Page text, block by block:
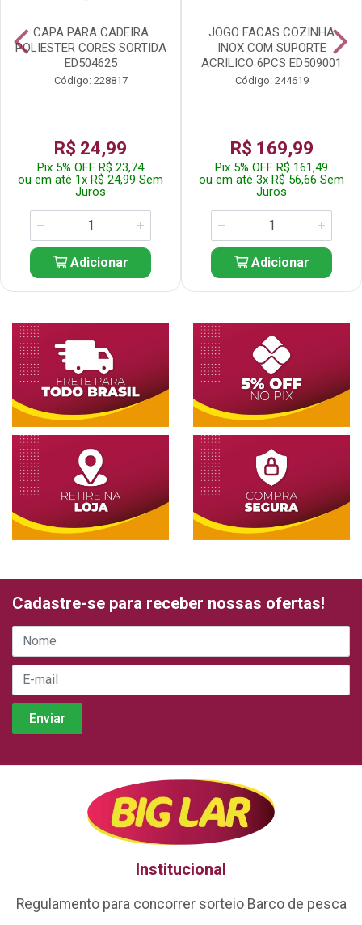
CAPA PARA CADEIRA
POLIESTER CORES SORTIDA
ED504625
Código: 228817
R$ 24,99
Pix 5% OFF R$ 23,74
ou em até 1x R$ 24,99 Sem
Juros
Adicionar
JOGO FACAS COZINHA
INOX COM SUPORTE
ACRILICO 6PCS ED509001
Código: 244619
R$ 169,99
Pix 5% OFF R$ 161,49
ou em até 3x R$ 56,66 Sem
Juros
Adicionar
Cadastre-se para receber nossas ofertas!
Institucional
Regulamento para concorrer sorteio Barco de pesca